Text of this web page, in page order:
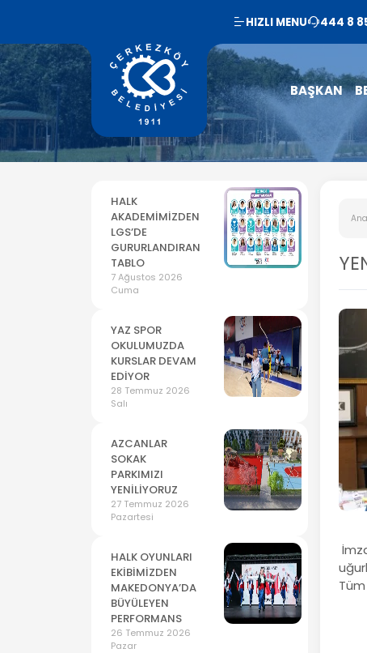
HIZLI MENU 444 8
BAŞKAN
HALK
AKADEMİMİZDEN
LGS’DE
GURURLANDIRAN
TABLO
7 Ağustos 2026
Cuma
YAZ SPOR
OKULUMUZDA
KURSLAR DEVAM
EDİYOR
28 Temmuz 2026
Salı
AZCANLAR
SOKAK
PARKIMIZI
YENİLİYORUZ
27 Temmuz 2026
Pazartesi
HALK OYUNLARI
EKİBİMİZDEN
MAKEDONYA’DA
BÜYÜLEYEN
PERFORMANS
26 Temmuz 2026
Pazar